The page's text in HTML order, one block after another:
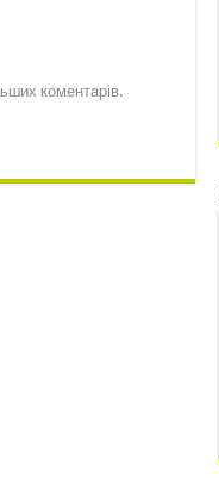
коментарів.